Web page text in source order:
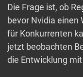
Die Frage ist, ob
bevor Nvidia
für Konkurrenten
jetzt beobachten
die Entwicklung